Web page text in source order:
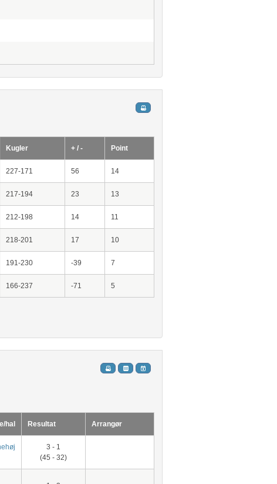
Kugler + / - Point
227-171 56 14
217-194 23 13
212-198 14 11
218-201 17 10
191-230 -39 7
166-237 -71 5
hal Resultat Arrangør
3 - 1
(45 - 32)